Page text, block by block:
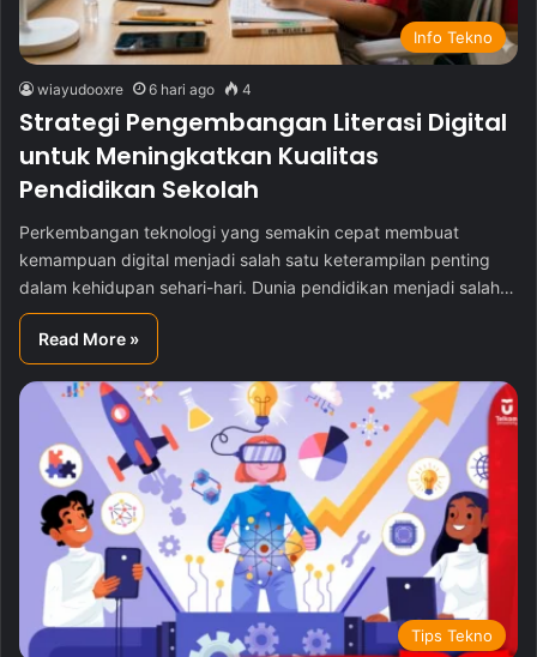
Info Tekno
wiayudooxre 6 hari ago 4
Strategi Pengembangan Literasi Digital
untuk Meningkatkan Kualitas
Pendidikan Sekolah
Perkembangan teknologi yang semakin cepat membuat
kemampuan digital menjadi salah satu keterampilan penting
dalam kehidupan sehari-hari. Dunia pendidikan menjadi salah…
Read More »
Tips Tekno